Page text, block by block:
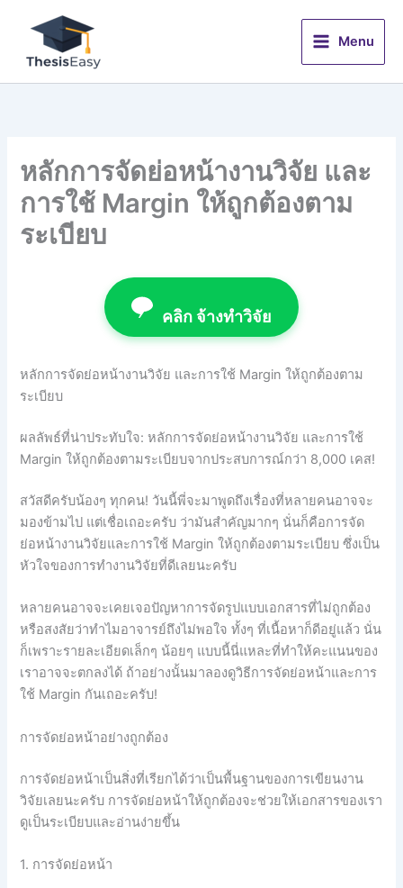
content
Menu
หลักการจัดย่อหน้างานวิจัย และ
การใช้ Margin ให้ถูกต้องตาม
ระเบียบ
คลิก จ้างทำวิจัย
หลักการจัดย่อหน้างานวิจัย และการใช้ Margin ให้ถูกต้องตาม
ระเบียบ
ผลลัพธ์ที่น่าประทับใจ: หลักการจัดย่อหน้างานวิจัย และการใช้
Margin ให้ถูกต้องตามระเบียบจากประสบการณ์กว่า 8,000 เคส!
สวัสดีครับน้องๆ ทุกคน! วันนี้พี่จะมาพูดถึงเรื่องที่หลายคนอาจจะ
มองข้ามไป แต่เชื่อเถอะครับ ว่ามันสำคัญมากๆ นั่นก็คือการจัด
ย่อหน้างานวิจัยและการใช้ Margin ให้ถูกต้องตามระเบียบ ซึ่งเป็น
หัวใจของการทำงานวิจัยที่ดีเลยนะครับ
หลายคนอาจจะเคยเจอปัญหาการจัดรูปแบบเอกสารที่ไม่ถูกต้อง
หรือสงสัยว่าทำไมอาจารย์ถึงไม่พอใจ ทั้งๆ ที่เนื้อหาก็ดีอยู่แล้ว นั่น
ก็เพราะรายละเอียดเล็กๆ น้อยๆ แบบนี้นี่แหละที่ทำให้คะแนนของ
เราอาจจะตกลงได้ ถ้าอย่างนั้นมาลองดูวิธีการจัดย่อหน้าและการ
ใช้ Margin กันเถอะครับ!
การจัดย่อหน้าอย่างถูกต้อง
การจัดย่อหน้าเป็นสิ่งที่เรียกได้ว่าเป็นพื้นฐานของการเขียนงาน
วิจัยเลยนะครับ การจัดย่อหน้าให้ถูกต้องจะช่วยให้เอกสารของเรา
ดูเป็นระเบียบและอ่านง่ายขึ้น
1. การจัดย่อหน้า